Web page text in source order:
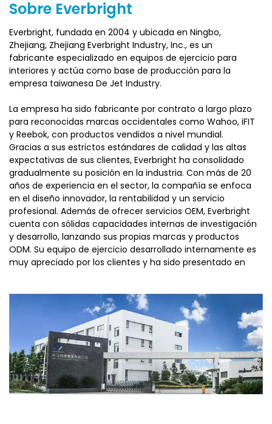
Sobre Everbright
Everbright, fundada en 2004 y ubicada en Ningbo,
Zhejiang, Zhejiang Everbright Industry, Inc., es un
fabricante especializado en equipos de ejercicio para
interiores y actúa como base de producción para la
empresa taiwanesa De Jet Industry.
La empresa ha sido fabricante por contrato a largo plazo
para reconocidas marcas occidentales como Wahoo, iFIT
y Reebok, con productos vendidos a nivel mundial.
Gracias a sus estrictos estándares de calidad y las altas
expectativas de sus clientes, Everbright ha consolidado
gradualmente su posición en la industria. Con más de 20
años de experiencia en el sector, la compañía se enfoca
en el diseño innovador, la rentabilidad y un servicio
profesional. Además de ofrecer servicios OEM, Everbright
cuenta con sólidas capacidades internas de investigación
y desarrollo, lanzando sus propias marcas y productos
ODM. Su equipo de ejercicio desarrollado internamente es
muy apreciado por los clientes y ha sido presentado en
Zhejiang Everbright Industry está comprometida con
satisfacer las demandas del mercado y espera colaborar
con más socios para lograr un progreso mutuo.